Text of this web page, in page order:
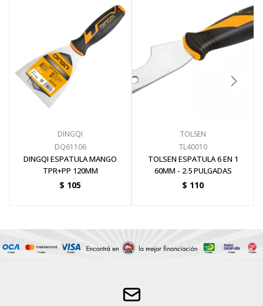
DINGQI
DQ61106
DINGQI ESPATULA MANGO
TPR+PP 120MM
$ 105
TOLSEN
TL40010
TOLSEN ESPATULA 6 EN 1
60MM - 2.5 PULGADAS
$ 110